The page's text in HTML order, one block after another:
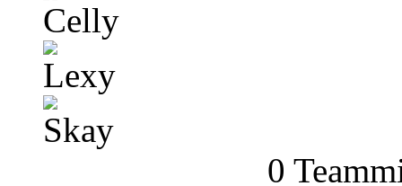
Celly
Lexy
Skay
0